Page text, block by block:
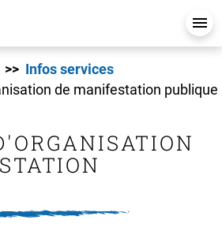
Infos services
de manifestation publique